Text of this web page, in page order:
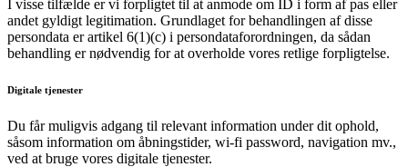
I visse tilfælde er vi forpligtet til at anmode om ID i form af pas eller
andet gyldigt legitimation. Grundlaget for behandlingen af disse
persondata er artikel 6(1)(c) i persondataforordningen, da sådan
behandling er nødvendig for at overholde vores retlige forpligtelse.
Digitale tjenester
Du får muligvis adgang til relevant information under dit ophold,
såsom information om åbningstider, wi-fi password, navigation mv.,
ved at bruge vores digitale tjenester.